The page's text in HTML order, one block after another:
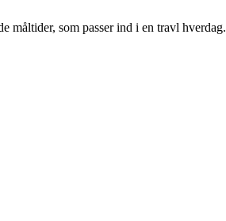
måltider, som passer ind i en travl hverdag.